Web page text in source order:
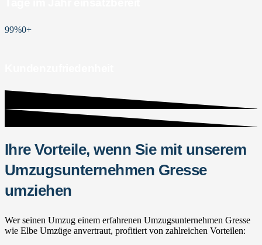
99%0+
Ihre Vorteile, wenn Sie mit unserem
Umzugsunternehmen Gresse
umziehen
Wer seinen Umzug einem erfahrenen Umzugsunternehmen Gresse
wie Elbe Umzüge anvertraut, profitiert von zahlreichen Vorteilen: